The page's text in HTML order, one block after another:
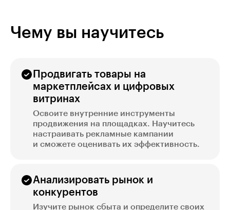
Чему вы научитесь
Продвигать товары на
маркетплейсах и цифровых
витринах
Освоите внутренние инструменты
продвижения на площадках. Научитесь
настраивать рекламные кампании
и сможете оценивать их эффективность.
Анализировать рынок и
конкурентов
Изучите рынок сбыта и определите своих